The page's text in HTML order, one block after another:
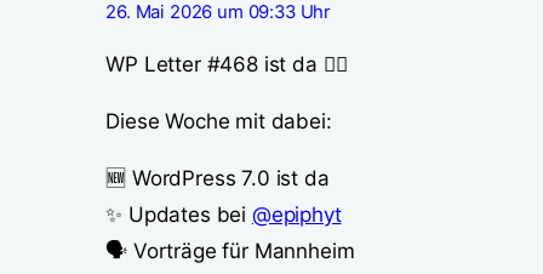
26. Mai 2026 um 09:33 Uhr
WP Letter #468 ist da 🚵‍♂️
Diese Woche mit dabei:
🆕 WordPress 7.0 ist da
✨ Updates bei @epiphyt
🗣️ Vorträge für Mannheim